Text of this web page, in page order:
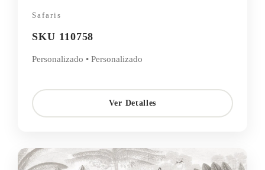
Safaris
SKU 110758
Personalizado • Personalizado
Ver Detalles